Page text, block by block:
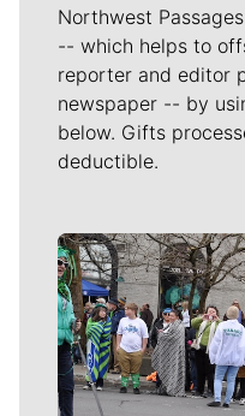
Northwest
-- which helps to
reporter and editor
newspaper -- by
below. Gifts
deductible.
Meet Our